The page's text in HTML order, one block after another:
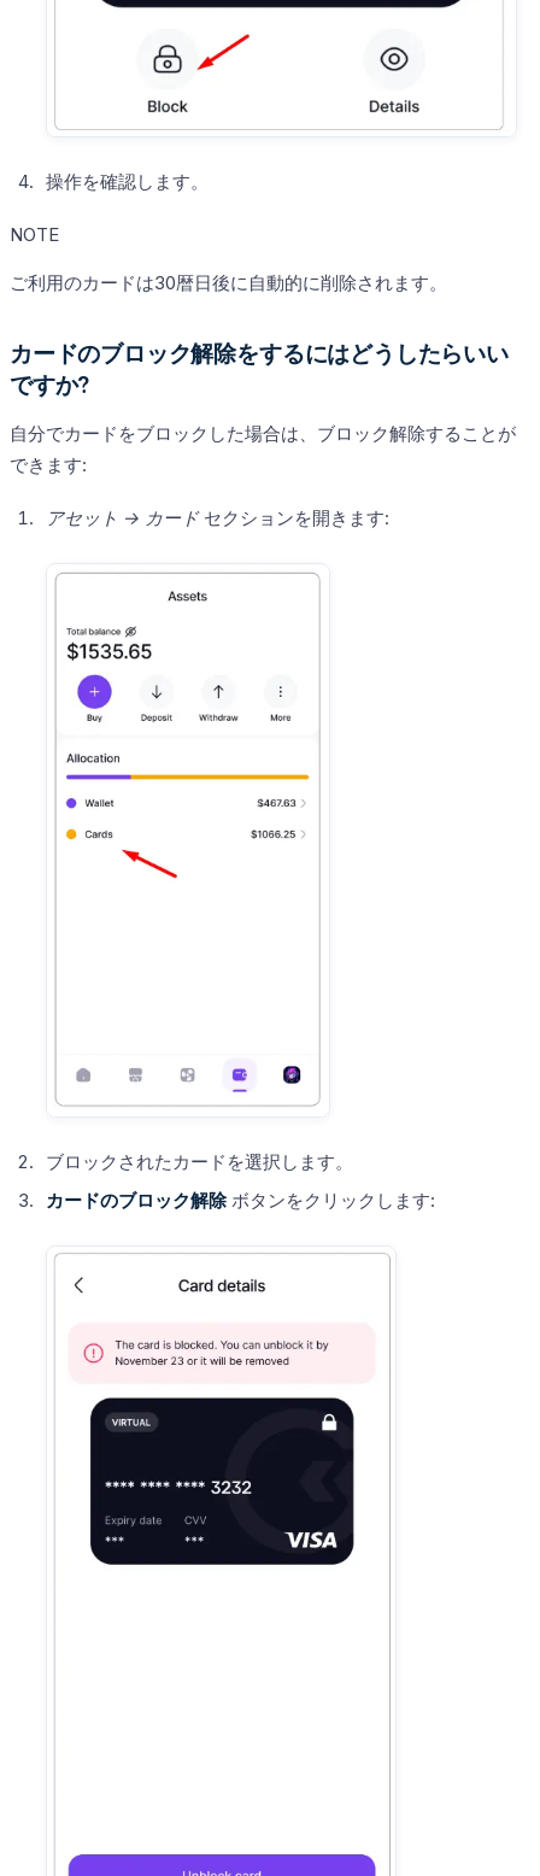
操作を確認します。
NOTE
ご利用のカードは30暦日後に自動的に削除されます。
カードのブロック解除をするにはどうしたらいい
ですか?
自分でカードをブロックした場合は、ブロック解除することが
できます:
アセット → カードセクションを開きます:
ブロックされたカードを選択します。
カードのブロック解除 ボタンをクリックします: